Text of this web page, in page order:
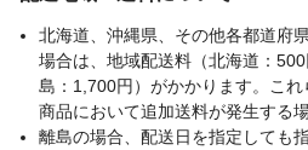
北海道、沖縄県、その他各都道府
場合は、地域配送料（北海道：
島：1,700円）がかかります。こ
商品において追加送料が発生する
離島の場合、配送日を指定しても